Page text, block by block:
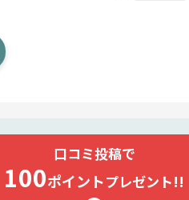
口コミ投稿で
100ポイントプレゼント!!